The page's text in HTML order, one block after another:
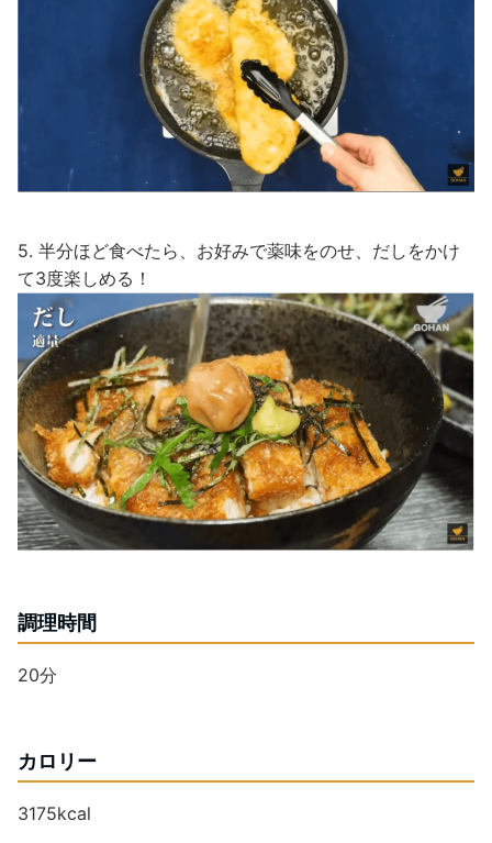
5. 半分ほど食べたら、お好みで薬味をのせ、だしをかけ
て3度楽しめる！
調理時間
20分
カロリー
3175kcal